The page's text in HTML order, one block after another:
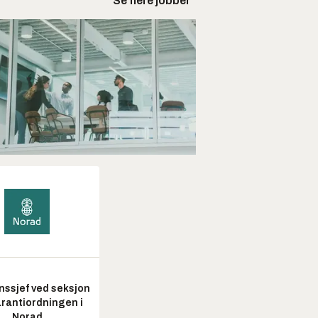
ved seksjon
i